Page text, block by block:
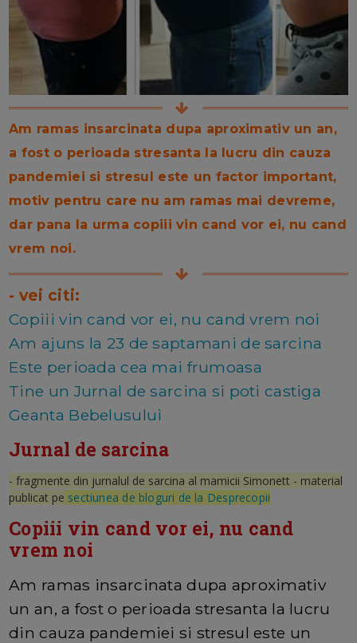
Am ramas insarcinata dupa aproximativ un an,
a fost o perioada stresanta la lucru din cauza
pandemiei si stresul este un factor important,
motiv pentru care nu am ramas mai devreme,
dar pana la urma copiii vin cand vor ei, nu cand
vrem noi.
- vei citi:
Copiii vin cand vor ei, nu cand vrem noi
Am ajuns la 23 de saptamani de sarcina
Este perioada cea mai frumoasa
Tine un Jurnal de sarcina si poti castiga
Geanta Bebelusului
Jurnal de sarcina
- fragmente din jurnalul de sarcina al mamicii Simonett - material
publicat pe sectiunea de bloguri de la Desprecopii
Copiii vin cand vor ei, nu cand
vrem noi
Am ramas insarcinata dupa aproximativ
un an, a fost o perioada stresanta la lucru
din cauza pandemiei si stresul este un